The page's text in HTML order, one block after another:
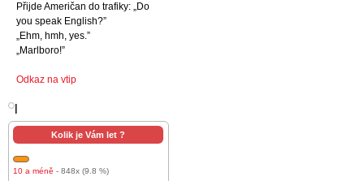
Přijde Američan do trafiky: „Do
you speak English?”
„Ehm, hmh, yes.”
„Marlboro!”
Odkaz na vtip
Kolik je Vám let ?
10 a méně - 848x (9.8 %)